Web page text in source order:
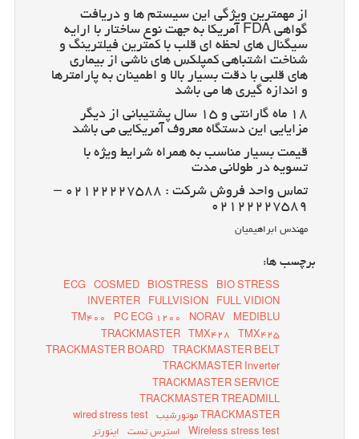
از مهمترین ویژگی این سیستم ها و دریافت
گواهی FDA آمریکا به جهت نوع ساختار با ارایه
سیگنال های لحظه ای قلب با کمترین فیلترینگ و
شناخت اشتباهی کمپلکس های ناشی از بیماری
های قلبی با دقت بسیار بالا و اطمینان به پارامترها
و اندازه گیری ها می باشد
۱۸ ماه گارانتی و ۱۵ سال پشتیبانی از دیگر
مزایایی این دستگاه معروف آمریکایی می باشد
قیمت بسیار مناسب به همراه شرایط ویژه با
تسویه در طولانی مدت
تماس واحد فروش شرکت : ۰۲۱۲۲۲۲۷۵۸۸ –
۰۲۱۲۲۲۲۷۵۸۹
مهندس ابراهیمیان
برچسب ها:
BIO STRESS
BIOSTRESS
COSMED
ECG
FULL VIDION
FULLVISION
INVERTER
MEDIBLU
NORAV
PC ECG 1200
TM400
TMX425
TMX428
TRACKMASTER
TRACKMASTER BELT
TRACKMASTER BOARD
TRACKMASTER Inverter
TRACKMASTER SERVICE
TRACKMASTER TREADMILL
TRACKMASTER موتورشیب
wired stress test
Wireless stress test
استرس تست
اینورتر